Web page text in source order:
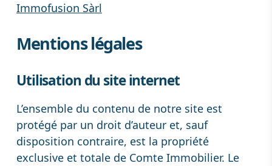
Immofusion Sàrl
Mentions légales
Utilisation du site internet
L’ensemble du contenu de notre site est
protégé par un droit d’auteur et, sauf
disposition contraire, est la propriété
exclusive et totale de Comte Immobilier. Le